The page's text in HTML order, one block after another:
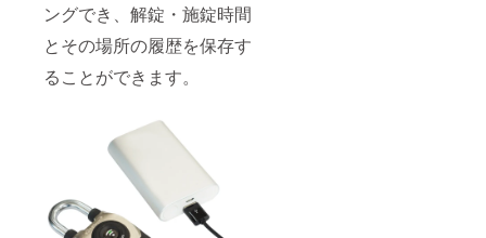
ングでき、解錠・施錠時間
とその場所の履歴を保存す
ることができます。